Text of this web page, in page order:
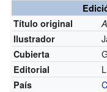
Título original
Ilustrador
Cubierta
Editorial
País